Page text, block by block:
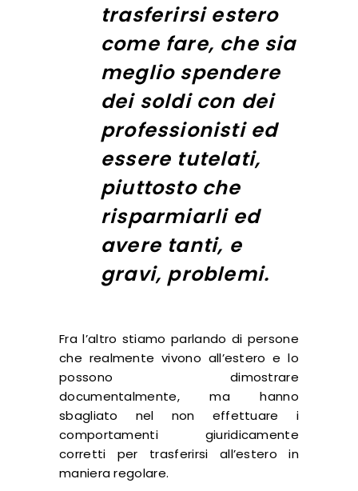
trasferirsi estero
come fare, che sia
meglio spendere
dei soldi con dei
professionisti ed
essere tutelati,
piuttosto che
risparmiarli ed
avere tanti, e
gravi, problemi.
Fra l’altro stiamo parlando di persone
che realmente vivono all’estero e lo
possono dimostrare
documentalmente, ma hanno
sbagliato nel non effettuare i
comportamenti giuridicamente
corretti per trasferirsi all’estero in
maniera regolare.